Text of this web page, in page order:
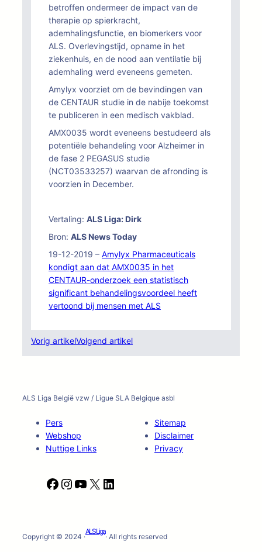
betroffen ondermeer de impact van de
therapie op spierkracht,
ademhalingsfunctie, en biomerkers voor
ALS. Overlevingstijd, opname in het
ziekenhuis, en de nood aan ventilatie bij
ademhaling werd eveneens gemeten.
Amylyx voorziet om de bevindingen van
de CENTAUR studie in de nabije toekomst
te publiceren in een medisch vakblad.
AMX0035 wordt eveneens bestudeerd als
potentiële behandeling voor Alzheimer in
de fase 2 PEGASUS studie
(NCT03533257) waarvan de afronding is
voorzien in December.
Vertaling: ALS Liga: Dirk
Bron: ALS News Today
19-12-2019 – Amylyx Pharmaceuticals
kondigt aan dat AMX0035 in het
CENTAUR-onderzoek een statistisch
significant behandelingsvoordeel heeft
vertoond bij mensen met ALS
Vorig artikelVolgend artikel
ALS Liga België vzw / Ligue SLA Belgique asbl
Pers
Webshop
Nuttige Links
Sitemap
Disclaimer
Privacy
F
b
I
a
Y
u
X
e
Copyright © 2024 ·
ALS Liga
· All rights reserved